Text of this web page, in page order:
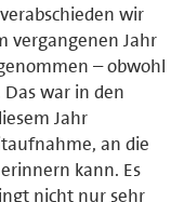
wir
vergangenen Jahr
– obwohl
war in den
Jahr
an die
kann. Es
nicht nur sehr